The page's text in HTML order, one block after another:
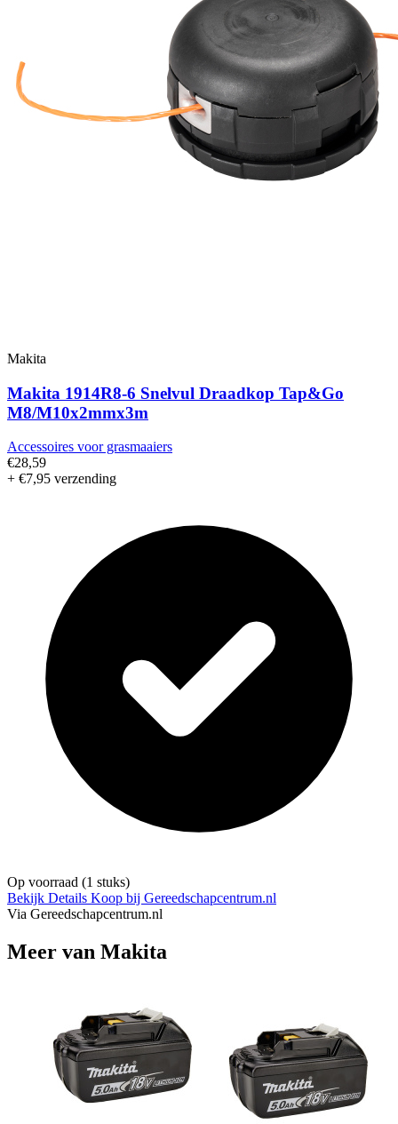
Makita
Makita 1914R8-6 Snelvul Draadkop Tap&Go
M8/M10x2mmx3m
Accessoires voor grasmaaiers
€28,59
+ €7,95 verzending
Op voorraad (1 stuks)
Bekijk Details Koop bij Gereedschapcentrum.nl
Via Gereedschapcentrum.nl
Meer van Makita